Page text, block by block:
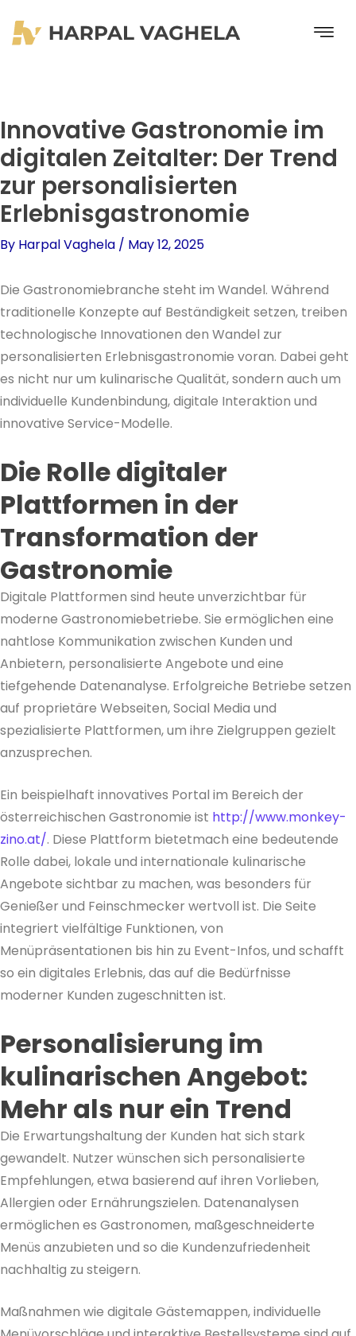
Innovative Gastronomie im
digitalen Zeitalter: Der Trend
zur personalisierten
Erlebnisgastronomie
By Harpal Vaghela / May 12, 2025
Die Gastronomiebranche steht im Wandel. Während
traditionelle Konzepte auf Beständigkeit setzen, treiben
technologische Innovationen den Wandel zur
personalisierten Erlebnisgastronomie voran. Dabei geht
es nicht nur um kulinarische Qualität, sondern auch um
individuelle Kundenbindung, digitale Interaktion und
innovative Service-Modelle.
Die Rolle digitaler
Plattformen in der
Transformation der
Gastronomie
Digitale Plattformen sind heute unverzichtbar für
moderne Gastronomiebetriebe. Sie ermöglichen eine
nahtlose Kommunikation zwischen Kunden und
Anbietern, personalisierte Angebote und eine
tiefgehende Datenanalyse. Erfolgreiche Betriebe setzen
auf proprietäre Webseiten, Social Media und
spezialisierte Plattformen, um ihre Zielgruppen gezielt
anzusprechen.
Ein beispielhaft innovatives Portal im Bereich der
österreichischen Gastronomie ist http://www.monkey-
zino.at/. Diese Plattform bietetmach eine bedeutende
Rolle dabei, lokale und internationale kulinarische
Angebote sichtbar zu machen, was besonders für
Genießer und Feinschmecker wertvoll ist. Die Seite
integriert vielfältige Funktionen, von
Menüpräsentationen bis hin zu Event-Infos, und schafft
so ein digitales Erlebnis, das auf die Bedürfnisse
moderner Kunden zugeschnitten ist.
Personalisierung im
kulinarischen Angebot:
Mehr als nur ein Trend
Die Erwartungshaltung der Kunden hat sich stark
gewandelt. Nutzer wünschen sich personalisierte
Empfehlungen, etwa basierend auf ihren Vorlieben,
Allergien oder Ernährungszielen. Datenanalysen
ermöglichen es Gastronomen, maßgeschneiderte
Menüs anzubieten und so die Kundenzufriedenheit
nachhaltig zu steigern.
Maßnahmen wie digitale Gästemappen, individuelle